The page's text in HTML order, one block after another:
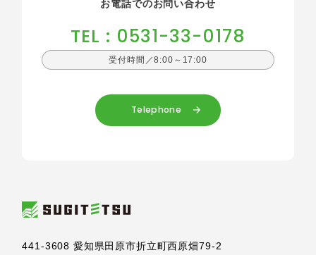
お電話でのお問い合わせ
TEL : 0531-33-0178
受付時間／8:00～17:00
Telephone
441-3608 愛知県田原市折立町西原畑79-2